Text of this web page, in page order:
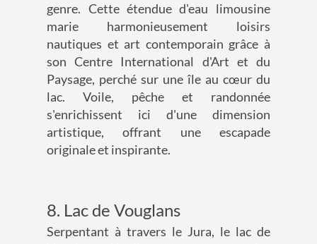
genre. Cette étendue d'eau limousine
marie harmonieusement loisirs
nautiques et art contemporain grâce à
son Centre International d'Art et du
Paysage, perché sur une île au cœur du
lac. Voile, pêche et randonnée
s'enrichissent ici d'une dimension
artistique, offrant une escapade
originale et inspirante.
8. Lac de Vouglans
Serpentant à travers le Jura, le lac de